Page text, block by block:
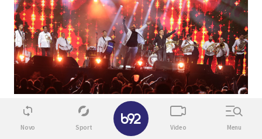
09. 08. 2026 09:36
Идете у Гучу? Ево колико пара вам треба за један
Novo Sport Video Menu
✕